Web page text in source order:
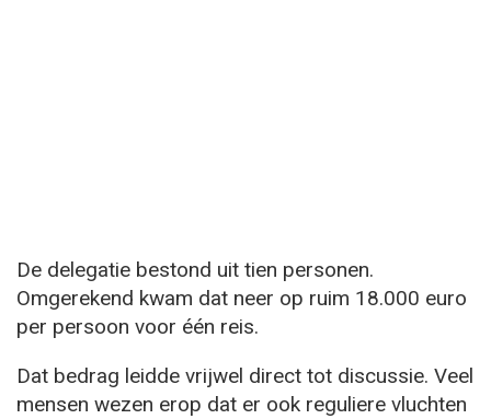
De delegatie bestond uit tien personen.
Omgerekend kwam dat neer op ruim 18.000 euro
per persoon voor één reis.
Dat bedrag leidde vrijwel direct tot discussie. Veel
mensen wezen erop dat er ook reguliere vluchten